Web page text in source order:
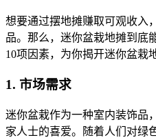
想要通过摆地摊赚取可观收入
品。那么，迷你盆栽地摊到底
10项因素，为你揭开迷你盆栽
1. 市场需求
迷你盆栽作为一种室内装饰品
家人士的喜爱。随着人们对绿